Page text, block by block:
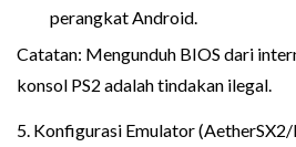
perangkat Android.
Catatan: Mengunduh BIOS dari
konsol PS2 adalah tindakan ilegal.
5. Konfigurasi Emulator